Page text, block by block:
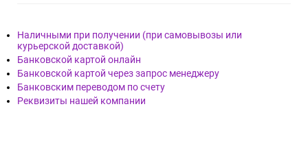
Наличными при получении (при самовывозы или
курьерской доставкой)
Банковской картой онлайн
Банковской картой через запрос менеджеру
Банковским переводом по счету
Реквизиты нашей компании